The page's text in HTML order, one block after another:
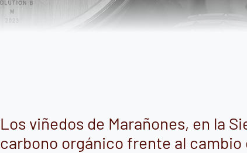
Los viñedos de Marañones, en la
carbono orgánico frente al